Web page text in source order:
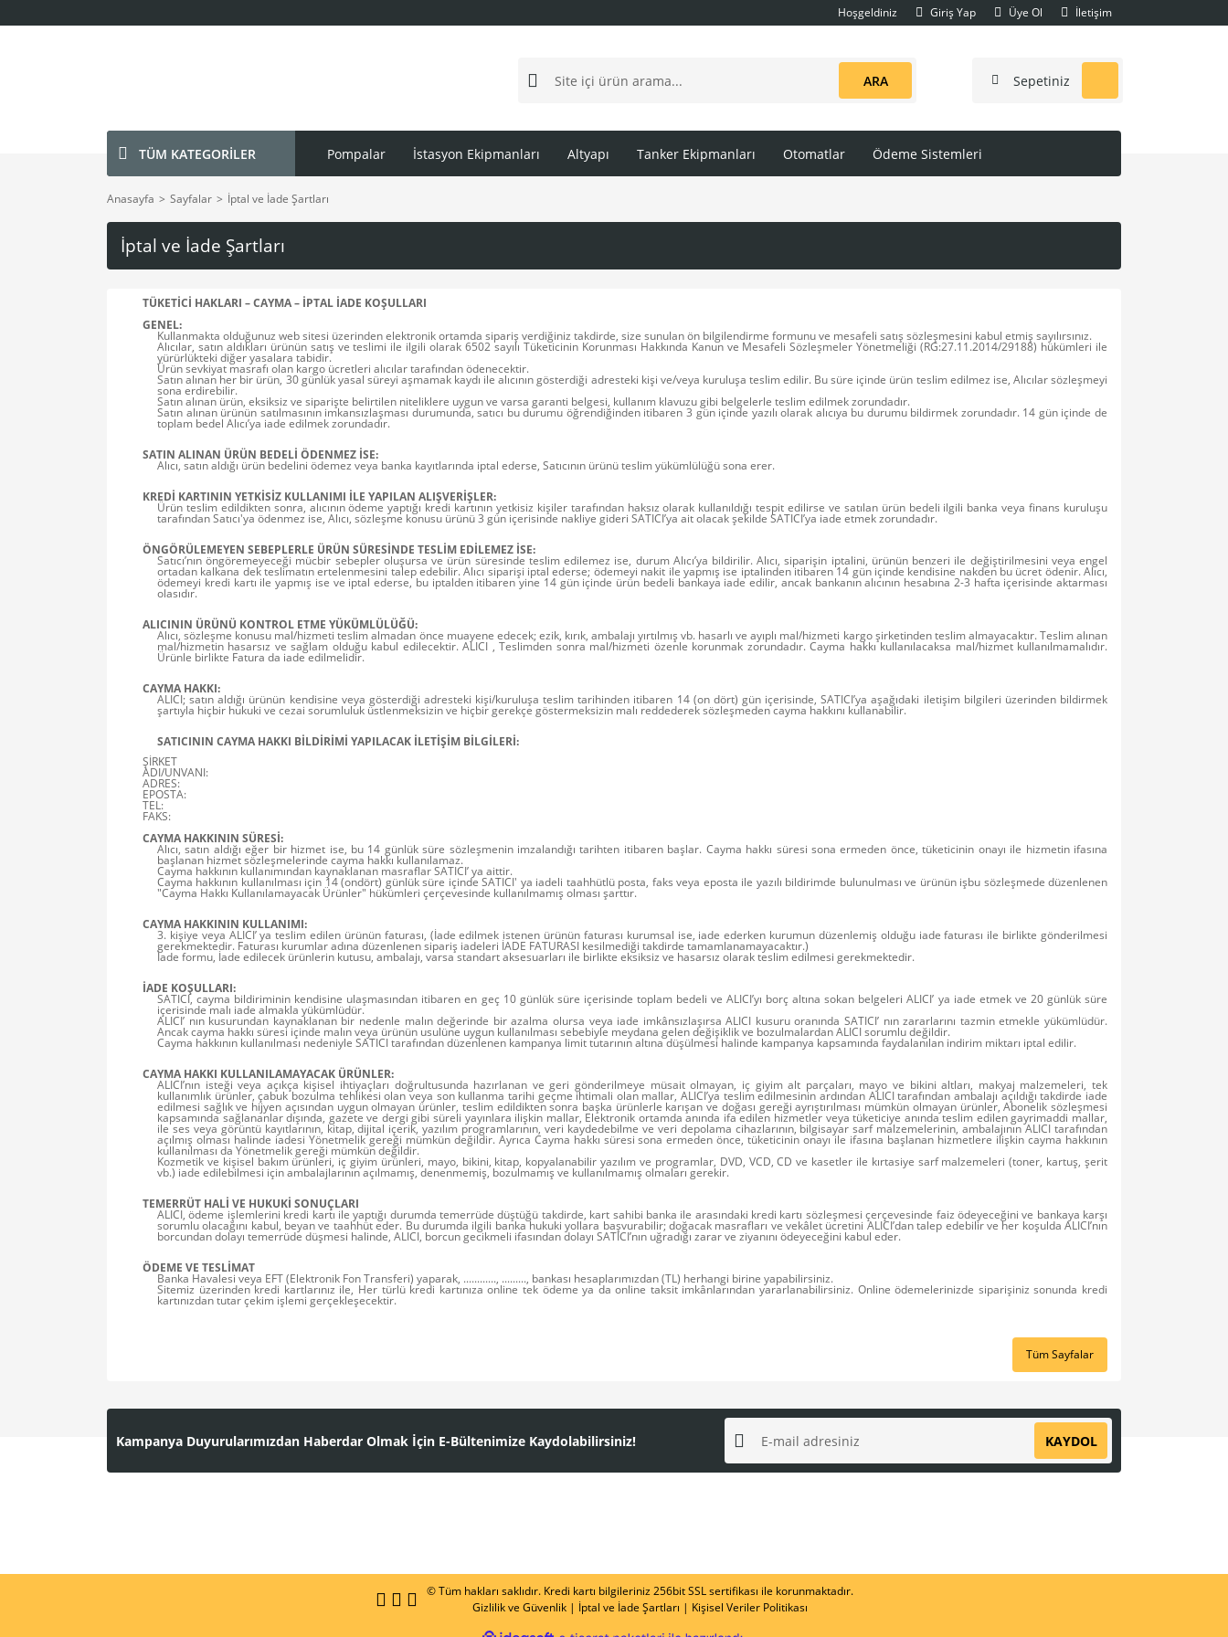
Hoşgeldiniz Giriş Yap Üye Ol İletişim
ARA Sepetiniz
TÜM KATEGORİLER Pompalar İstasyon Ekipmanları Altyapı Tanker Ekipmanları Otomatlar Ödeme Sistemleri
Anasayfa Sayfalar İptal ve İade Şartları
İptal ve İade Şartları
TÜKETİCİ HAKLARI – CAYMA – İPTAL İADE KOŞULLARI
GENEL:
Kullanmakta olduğunuz web sitesi üzerinden elektronik ortamda sipariş verdiğiniz takdirde, size sunulan ön bilgilendirme formunu ve mesafeli satış sözleşmesini kabul etmiş sayılırsınız.
Alıcılar, satın aldıkları ürünün satış ve teslimi ile ilgili olarak 6502 sayılı Tüketicinin Korunması Hakkında Kanun ve Mesafeli Sözleşmeler Yönetmeliği (RG:27.11.2014/29188) hükümleri ile
yürürlükteki diğer yasalara tabidir.
Ürün sevkiyat masrafı olan kargo ücretleri alıcılar tarafından ödenecektir.
Satın alınan her bir ürün, 30 günlük yasal süreyi aşmamak kaydı ile alıcının gösterdiği adresteki kişi ve/veya kuruluşa teslim edilir. Bu süre içinde ürün teslim edilmez ise, Alıcılar sözleşmeyi
sona erdirebilir.
Satın alınan ürün, eksiksiz ve siparişte belirtilen niteliklere uygun ve varsa garanti belgesi, kullanım klavuzu gibi belgelerle teslim edilmek zorundadır.
Satın alınan ürünün satılmasının imkansızlaşması durumunda, satıcı bu durumu öğrendiğinden itibaren 3 gün içinde yazılı olarak alıcıya bu durumu bildirmek zorundadır. 14 gün içinde de
toplam bedel Alıcı’ya iade edilmek zorundadır.
SATIN ALINAN ÜRÜN BEDELİ ÖDENMEZ İSE:
Alıcı, satın aldığı ürün bedelini ödemez veya banka kayıtlarında iptal ederse, Satıcının ürünü teslim yükümlülüğü sona erer.
KREDİ KARTININ YETKİSİZ KULLANIMI İLE YAPILAN ALIŞVERİŞLER:
Ürün teslim edildikten sonra, alıcının ödeme yaptığı kredi kartının yetkisiz kişiler tarafından haksız olarak kullanıldığı tespit edilirse ve satılan ürün bedeli ilgili banka veya finans kuruluşu
tarafından Satıcı'ya ödenmez ise, Alıcı, sözleşme konusu ürünü 3 gün içerisinde nakliye gideri SATICI’ya ait olacak şekilde SATICI’ya iade etmek zorundadır.
ÖNGÖRÜLEMEYEN SEBEPLERLE ÜRÜN SÜRESİNDE TESLİM EDİLEMEZ İSE:
Satıcı’nın öngöremeyeceği mücbir sebepler oluşursa ve ürün süresinde teslim edilemez ise, durum Alıcı’ya bildirilir. Alıcı, siparişin iptalini, ürünün benzeri ile değiştirilmesini veya engel
ortadan kalkana dek teslimatın ertelenmesini talep edebilir. Alıcı siparişi iptal ederse; ödemeyi nakit ile yapmış ise iptalinden itibaren 14 gün içinde kendisine nakden bu ücret ödenir. Alıcı,
ödemeyi kredi kartı ile yapmış ise ve iptal ederse, bu iptalden itibaren yine 14 gün içinde ürün bedeli bankaya iade edilir, ancak bankanın alıcının hesabına 2-3 hafta içerisinde aktarması
olasıdır.
ALICININ ÜRÜNÜ KONTROL ETME YÜKÜMLÜLÜĞÜ:
Alıcı, sözleşme konusu mal/hizmeti teslim almadan önce muayene edecek; ezik, kırık, ambalajı yırtılmış vb. hasarlı ve ayıplı mal/hizmeti kargo şirketinden teslim almayacaktır. Teslim alınan
mal/hizmetin hasarsız ve sağlam olduğu kabul edilecektir. ALICI , Teslimden sonra mal/hizmeti özenle korunmak zorundadır. Cayma hakkı kullanılacaksa mal/hizmet kullanılmamalıdır.
Ürünle birlikte Fatura da iade edilmelidir.
CAYMA HAKKI:
ALICI; satın aldığı ürünün kendisine veya gösterdiği adresteki kişi/kuruluşa teslim tarihinden itibaren 14 (on dört) gün içerisinde, SATICI’ya aşağıdaki iletişim bilgileri üzerinden bildirmek
şartıyla hiçbir hukuki ve cezai sorumluluk üstlenmeksizin ve hiçbir gerekçe göstermeksizin malı reddederek sözleşmeden cayma hakkını kullanabilir.
SATICININ CAYMA HAKKI BİLDİRİMİ YAPILACAK İLETİŞİM BİLGİLERİ:
ŞİRKET
ADI/UNVANI:
ADRES:
EPOSTA:
TEL:
FAKS:
CAYMA HAKKININ SÜRESİ:
Alıcı, satın aldığı eğer bir hizmet ise, bu 14 günlük süre sözleşmenin imzalandığı tarihten itibaren başlar. Cayma hakkı süresi sona ermeden önce, tüketicinin onayı ile hizmetin ifasına
başlanan hizmet sözleşmelerinde cayma hakkı kullanılamaz.
Cayma hakkının kullanımından kaynaklanan masraflar SATICI’ ya aittir.
Cayma hakkının kullanılması için 14 (ondört) günlük süre içinde SATICI' ya iadeli taahhütlü posta, faks veya eposta ile yazılı bildirimde bulunulması ve ürünün işbu sözleşmede düzenlenen
"Cayma Hakkı Kullanılamayacak Ürünler" hükümleri çerçevesinde kullanılmamış olması şarttır.
CAYMA HAKKININ KULLANIMI:
3. kişiye veya ALICI’ ya teslim edilen ürünün faturası, (İade edilmek istenen ürünün faturası kurumsal ise, iade ederken kurumun düzenlemiş olduğu iade faturası ile birlikte gönderilmesi
gerekmektedir. Faturası kurumlar adına düzenlenen sipariş iadeleri İADE FATURASI kesilmediği takdirde tamamlanamayacaktır.)
İade formu, İade edilecek ürünlerin kutusu, ambalajı, varsa standart aksesuarları ile birlikte eksiksiz ve hasarsız olarak teslim edilmesi gerekmektedir.
İADE KOŞULLARI:
SATICI, cayma bildiriminin kendisine ulaşmasından itibaren en geç 10 günlük süre içerisinde toplam bedeli ve ALICI’yı borç altına sokan belgeleri ALICI’ ya iade etmek ve 20 günlük süre
içerisinde malı iade almakla yükümlüdür.
ALICI’ nın kusurundan kaynaklanan bir nedenle malın değerinde bir azalma olursa veya iade imkânsızlaşırsa ALICI kusuru oranında SATICI’ nın zararlarını tazmin etmekle yükümlüdür.
Ancak cayma hakkı süresi içinde malın veya ürünün usulüne uygun kullanılması sebebiyle meydana gelen değişiklik ve bozulmalardan ALICI sorumlu değildir.
Cayma hakkının kullanılması nedeniyle SATICI tarafından düzenlenen kampanya limit tutarının altına düşülmesi halinde kampanya kapsamında faydalanılan indirim miktarı iptal edilir.
CAYMA HAKKI KULLANILAMAYACAK ÜRÜNLER:
ALICI’nın isteği veya açıkça kişisel ihtiyaçları doğrultusunda hazırlanan ve geri gönderilmeye müsait olmayan, iç giyim alt parçaları, mayo ve bikini altları, makyaj malzemeleri, tek
kullanımlık ürünler, çabuk bozulma tehlikesi olan veya son kullanma tarihi geçme ihtimali olan mallar, ALICI’ya teslim edilmesinin ardından ALICI tarafından ambalajı açıldığı takdirde iade
edilmesi sağlık ve hijyen açısından uygun olmayan ürünler, teslim edildikten sonra başka ürünlerle karışan ve doğası gereği ayrıştırılması mümkün olmayan ürünler, Abonelik sözleşmesi
kapsamında sağlananlar dışında, gazete ve dergi gibi süreli yayınlara ilişkin mallar, Elektronik ortamda anında ifa edilen hizmetler veya tüketiciye anında teslim edilen gayrimaddi mallar,
ile ses veya görüntü kayıtlarının, kitap, dijital içerik, yazılım programlarının, veri kaydedebilme ve veri depolama cihazlarının, bilgisayar sarf malzemelerinin, ambalajının ALICI tarafından
açılmış olması halinde iadesi Yönetmelik gereği mümkün değildir. Ayrıca Cayma hakkı süresi sona ermeden önce, tüketicinin onayı ile ifasına başlanan hizmetlere ilişkin cayma hakkının
kullanılması da Yönetmelik gereği mümkün değildir.
Kozmetik ve kişisel bakım ürünleri, iç giyim ürünleri, mayo, bikini, kitap, kopyalanabilir yazılım ve programlar, DVD, VCD, CD ve kasetler ile kırtasiye sarf malzemeleri (toner, kartuş, şerit
vb.) iade edilebilmesi için ambalajlarının açılmamış, denenmemiş, bozulmamış ve kullanılmamış olmaları gerekir.
TEMERRÜT HALİ VE HUKUKİ SONUÇLARI
ALICI, ödeme işlemlerini kredi kartı ile yaptığı durumda temerrüde düştüğü takdirde, kart sahibi banka ile arasındaki kredi kartı sözleşmesi çerçevesinde faiz ödeyeceğini ve bankaya karşı
sorumlu olacağını kabul, beyan ve taahhüt eder. Bu durumda ilgili banka hukuki yollara başvurabilir; doğacak masrafları ve vekâlet ücretini ALICI’dan talep edebilir ve her koşulda ALICI’nın
borcundan dolayı temerrüde düşmesi halinde, ALICI, borcun gecikmeli ifasından dolayı SATICI’nın uğradığı zarar ve ziyanını ödeyeceğini kabul eder.
ÖDEME VE TESLİMAT
Banka Havalesi veya EFT (Elektronik Fon Transferi) yaparak, ............, ........., bankası hesaplarımızdan (TL) herhangi birine yapabilirsiniz.
Sitemiz üzerinden kredi kartlarınız ile, Her türlü kredi kartınıza online tek ödeme ya da online taksit imkânlarından yararlanabilirsiniz. Online ödemelerinizde siparişiniz sonunda kredi
kartınızdan tutar çekim işlemi gerçekleşecektir.
Tüm Sayfalar
Kampanya Duyurularımızdan Haberdar Olmak İçin E-Bültenimize Kaydolabilirsiniz! KAYDOL
© Tüm hakları saklıdır. Kredi kartı bilgileriniz 256bit SSL sertifikası ile korunmaktadır.
Gizlilik ve Güvenlik| İptal ve İade Şartları | Kişisel Veriler Politikası